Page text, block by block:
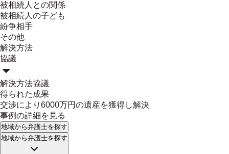
被相続人との関係
被相続人の子ども
紛争相手
その他
解決方法
協議
解決方法協議
得られた成果
交渉により6000万円の遺産を獲得し解決
事例の詳細を見る
地域から弁護士を探す
地域から弁護士を探す